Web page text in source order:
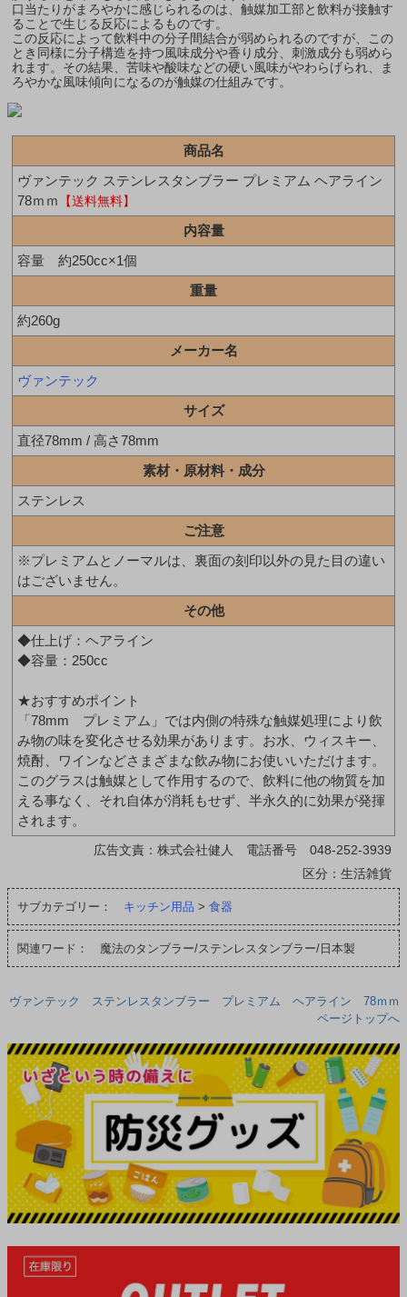
口当たりがまろやかに感じられるのは、触媒加工部と飲料が接触す
ることで生じる反応によるものです。
この反応によって飲料中の分子間結合が弱められるのですが、この
とき同様に分子構造を持つ風味成分や香り成分、刺激成分も弱めら
れます。その結果、苦味や酸味などの硬い風味がやわらげられ、ま
ろやかな風味傾向になるのが触媒の仕組みです。
商品名
ヴァンテック ステンレスタンブラー プレミアム ヘアライン
78ｍｍ
【送料無料】
内容量
容量 約250cc×1個
重量
約260g
メーカー名
ヴァンテック
サイズ
直径78mm / 高さ78mm
素材・原材料・成分
ステンレス
ご注意
※プレミアムとノーマルは、裏面の刻印以外の見た目の違い
はございません。
その他
◆仕上げ：ヘアライン
◆容量：250cc
★おすすめポイント
「78mm プレミアム」では内側の特殊な触媒処理により飲
み物の味を変化させる効果があります。お水、ウィスキー、
焼酎、ワインなどさまざまな飲み物にお使いいただけます。
このグラスは触媒として作用するので、飲料に他の物質を加
える事なく、それ自体が消耗もせず、半永久的に効果が発揮
されます。
広告文責：株式会社健人 電話番号 048-252-3939
区分：生活雑貨
サブカテゴリー： キッチン用品 > 食器
関連ワード： 魔法のタンブラー/ステンレスタンブラー/日本製
ヴァンテック ステンレスタンブラー プレミアム ヘアライン 78ｍｍ
ページトップへ